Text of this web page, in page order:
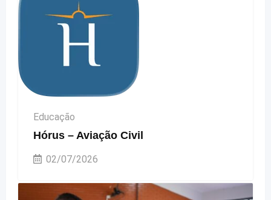
Educação
Hórus – Aviação Civil
02/07/2026